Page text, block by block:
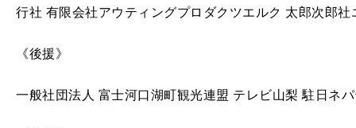
行社 有限会社アウティングプロダクツエルク 太郎次郎社
《後援》
一般社団法人 富士河口湖町観光連盟 テレビ山梨 駐日ネ